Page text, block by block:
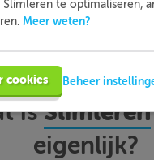
isSlimleren
eigenlijk?
Slimleren te optimaliseren,
Meer weten?
cookies Beheer